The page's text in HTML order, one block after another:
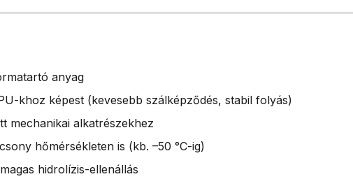
anyag
khoz képest (kevesebb szálképződés, stabil folyás)
mechanikai alkatrészekhez
hőmérsékleten is (kb. –50 °C-ig)
hidrolízis-ellenállás